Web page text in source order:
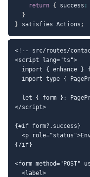
return { success :
}
} satisfies Actions ;
<!-- src/routes/
<script lang="ts">
import { enhance }
import type {
let { form }:
</script>
{#if form?.success}
<p
{/if}
<form method="POST"
  <label>